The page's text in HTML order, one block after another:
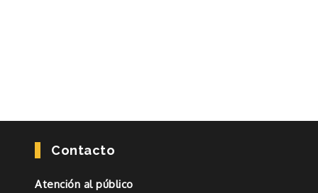
Contacto
Atención al público